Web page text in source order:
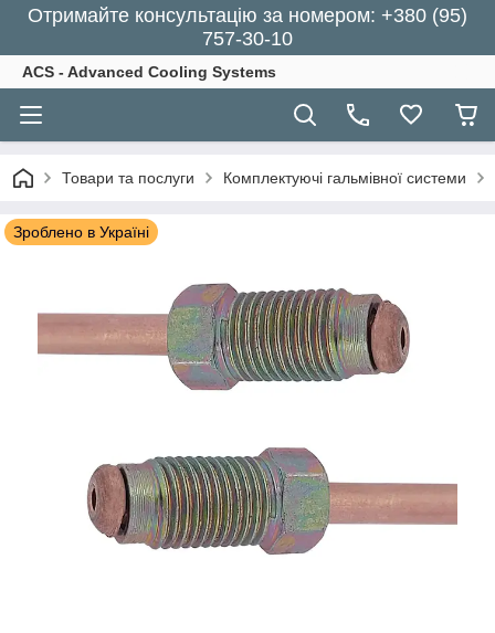
Отримайте консультацію за номером: +380 (95)
757-30-10
ACS - Advanced Cooling Systems
Товари та послуги Комплектуючі гальмівної системи
Зроблено в Україні